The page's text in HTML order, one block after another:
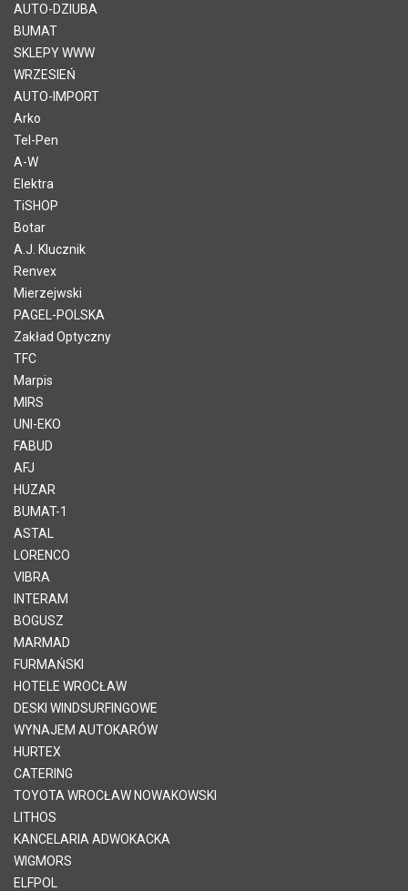
AUTO-DZIUBA
BUMAT
SKLEPY WWW
WRZESIEŃ
AUTO-IMPORT
Arko
Tel-Pen
A-W
Elektra
TiSHOP
Botar
A.J. Klucznik
Renvex
Mierzejwski
PAGEL-POLSKA
Zakład Optyczny
TFC
Marpis
MIRS
UNI-EKO
FABUD
AFJ
HUZAR
BUMAT-1
ASTAL
LORENCO
VIBRA
INTERAM
BOGUSZ
MARMAD
FURMAŃSKI
HOTELE WROCŁAW
DESKI WINDSURFINGOWE
WYNAJEM AUTOKARÓW
HURTEX
CATERING
TOYOTA WROCŁAW NOWAKOWSKI
LITHOS
KANCELARIA ADWOKACKA
WIGMORS
ELFPOL